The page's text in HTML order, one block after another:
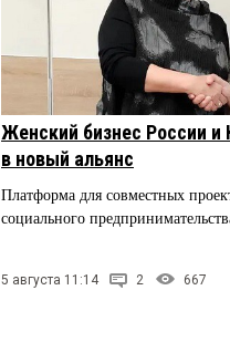
Женский бизнес России и
в новый альянс
Платформа для совместных
социального
5 августа 11:14 2 667